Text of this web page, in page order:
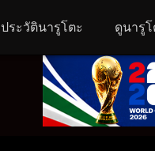
ประวัตินารูโตะ ดูนารูโ